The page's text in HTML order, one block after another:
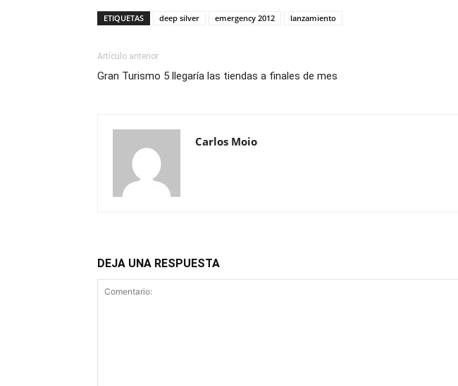
ETIQUETAS deep silver emergency 2012 lanzamiento
Artículo anterior
Gran Turismo 5 llegaría las tiendas a finales de mes
Carlos Moio
DEJA UNA RESPUESTA